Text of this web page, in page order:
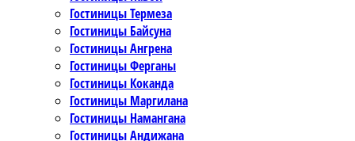
Гостиницы Термеза
Гостиницы Байсуна
Гостиницы Ангрена
Гостиницы Ферганы
Гостиницы Коканда
Гостиницы Маргилана
Гостиницы Намангана
Гостиницы Андижана